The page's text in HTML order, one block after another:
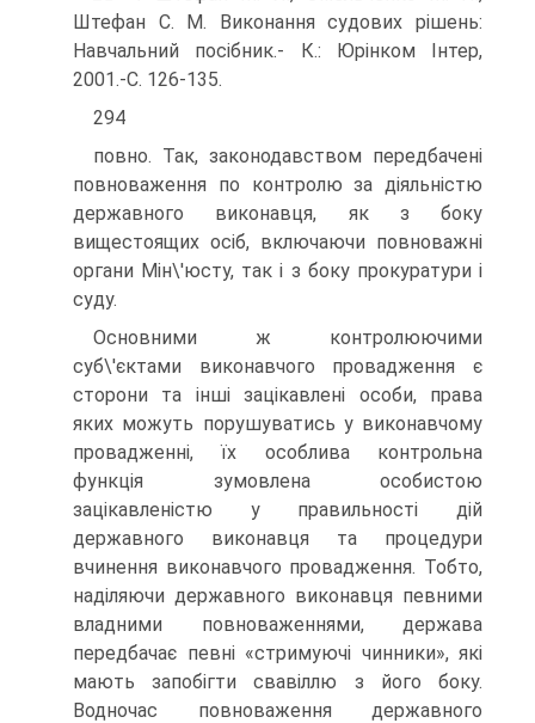
Штефан С. М. Виконання судових рішень:
Навчальний посібник.- К.: Юрінком Інтер,
2001.-С. 126-135.
294
повно. Так, законодавством передбачені
повноваження по контролю за діяльністю
державного виконавця, як з боку
вищестоящих осіб, включаючи повноважні
органи Мін\'юсту, так і з боку прокуратури і
суду.
Основними ж контролюючими
суб\'єктами виконавчо­го провадження є
сторони та інші зацікавлені особи, права
яких можуть порушуватись у виконавчому
провад­женні, їх особлива контрольна
функція зумовлена осо­бистою
зацікавленістю у правильності дій
державного виконавця та процедури
вчинення виконавчого провад­ження. Тобто,
наділяючи державного виконавця певними
владними повноваженнями, держава
передбачає певні «стримуючі чинники», які
мають запобігти свавіллю з його боку.
Водночас повноваження державного